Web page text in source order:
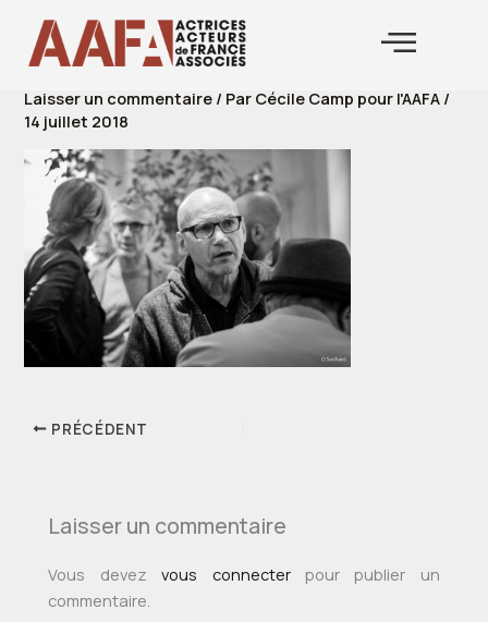
contenu
Laisser un commentaire / Par Cécile Camp pour l'AAFA /
14 juillet 2018
PRÉCÉDENT
Laisser un commentaire
Vous devezvous connecterpour publier un
commentaire.